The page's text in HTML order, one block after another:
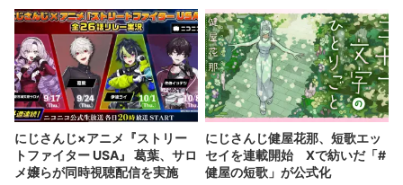
にじさんじ×アニメ『ストリー
トファイター USA』 葛葉、サロ
メ嬢らが同時視聴配信を実施
にじさんじ健屋花那、短歌エッ
セイを連載開始 Xで紡いだ「#
健屋の短歌」が公式化